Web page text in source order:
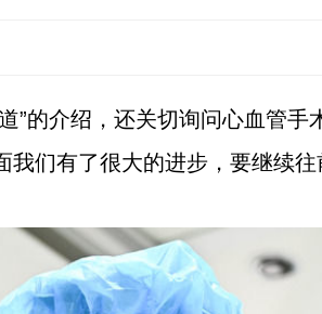
”的介绍，还关切询问心血管手
我们有了很大的进步，要继续